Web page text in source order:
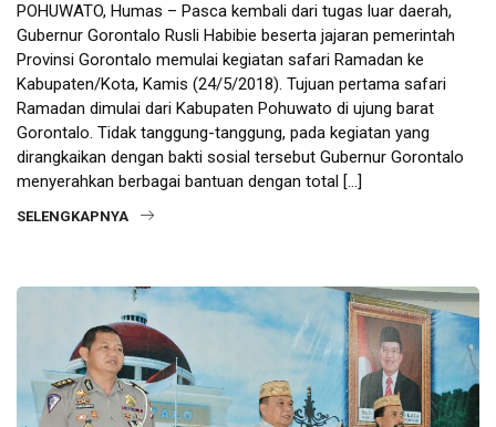
POHUWATO, Humas – Pasca kembali dari tugas luar daerah,
Gubernur Gorontalo Rusli Habibie beserta jajaran pemerintah
Provinsi Gorontalo memulai kegiatan safari Ramadan ke
Kabupaten/Kota, Kamis (24/5/2018). Tujuan pertama safari
Ramadan dimulai dari Kabupaten Pohuwato di ujung barat
Gorontalo. Tidak tanggung-tanggung, pada kegiatan yang
dirangkaikan dengan bakti sosial tersebut Gubernur Gorontalo
menyerahkan berbagai bantuan dengan total […]
SELENGKAPNYA